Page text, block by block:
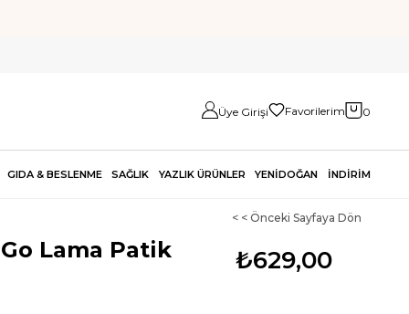
Üye Girişi Favorilerim 0
GIDA & BESLENME SAĞLIK YAZLIK ÜRÜNLER YENİDOĞAN İNDİRİM
< < Önceki Sayfaya Dön
₺629,00
Lama Patik